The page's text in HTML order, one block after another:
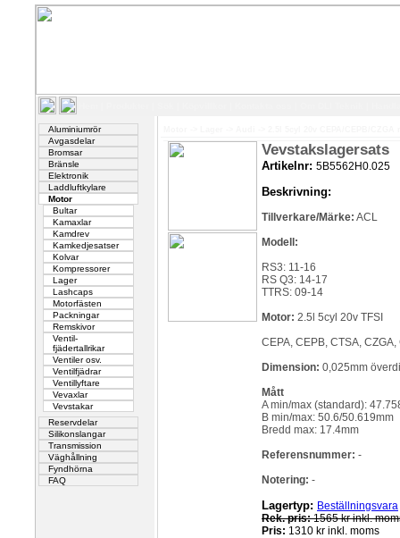
Aluminiumrör
Avgasdelar
Bromsar
Bränsle
Elektronik
Laddluftkylare
Motor
Bultar
Kamaxlar
Kamdrev
Kamkedjesatser
Kolvar
Kompressorer
Lager
Lashcaps
Motorfästen
Packningar
Remskivor
Ventil-
fjädertallrikar
Ventiler osv.
Ventilfjädrar
Ventillyftare
Vevaxlar
Vevstakar
Reservdelar
Silikonslangar
Transmission
Väghållning
Fyndhörna
FAQ
Vevstakslagersats
Artikelnr: 5B5562H0.025
Beskrivning:
Tillverkare/Märke: ACL
Modell:
RS3: 11-16
RS Q3: 14-17
TTRS: 09-14
Motor: 2.5l 5cyl 20v TFSI
CEPA, CEPB, CTSA,
Dimension: 0,025mm
Mått
A min/max (standard):
B min/max: 50.6/50.619mm
Bredd max: 17.4mm
Referensnummer: -
Notering: -
Lagertyp: Beställningsvara
Rek. pris:1565 kr inkl.
Pris: 1310 kr inkl. moms